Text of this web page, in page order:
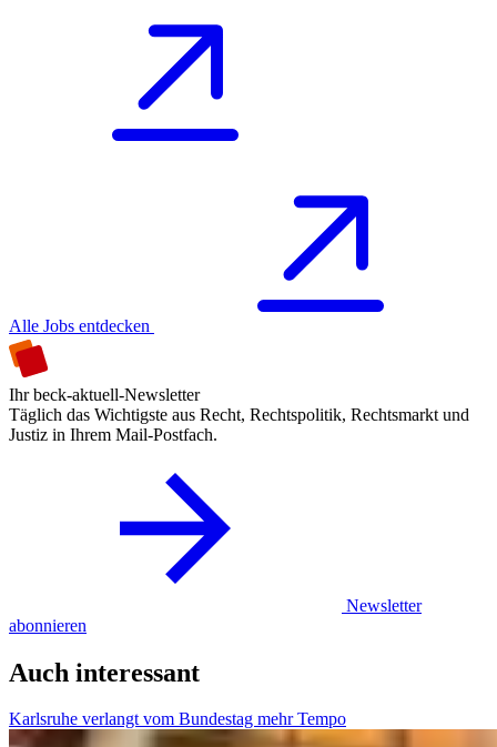
Alle Jobs entdecken
Ihr beck-aktuell-Newsletter
Täglich das Wichtigste aus Recht, Rechtspolitik, Rechtsmarkt und
Justiz in Ihrem Mail-Postfach.
Newsletter
abonnieren
Auch interessant
Karlsruhe verlangt vom Bundestag mehr Tempo